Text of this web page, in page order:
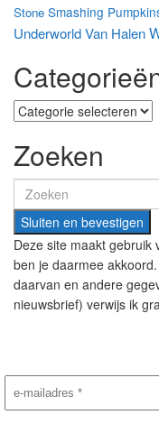
Stone Smashing
UnderworldVan Halen
Categorieën
Zoeken
Search
for:
Deze site maakt gebruik
ben je daarmee
daarvan en andere
nieuwsbrief) verwijs ik